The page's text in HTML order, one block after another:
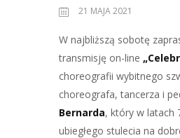
21 MAJA 2021
W najbliższą sobotę
transmisję on-line
choreografii wybitnego
choreografa, tancerza i
Bernarda, który w latach
ubiegłego stulecia na